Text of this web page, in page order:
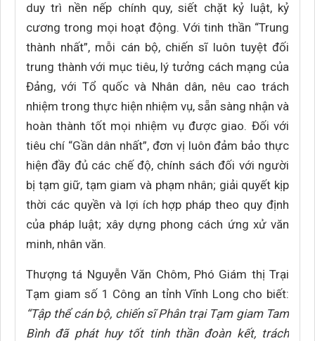
duy trì nền nếp chính quy, siết chặt kỷ luật, kỷ
cương trong mọi hoạt động. Với tinh thần “Trung
thành nhất”, mỗi cán bộ, chiến sĩ luôn tuyệt đối
trung thành với mục tiêu, lý tưởng cách mạng của
Đảng, với Tổ quốc và Nhân dân, nêu cao trách
nhiệm trong thực hiện nhiệm vụ, sẵn sàng nhận và
hoàn thành tốt mọi nhiệm vụ được giao. Đối với
tiêu chí “Gần dân nhất”, đơn vị luôn đảm bảo thực
hiện đầy đủ các chế độ, chính sách đối với người
bị tạm giữ, tạm giam và phạm nhân; giải quyết kịp
thời các quyền và lợi ích hợp pháp theo quy định
của pháp luật; xây dựng phong cách ứng xử văn
minh, nhân văn.
Thượng tá Nguyễn Văn Chôm, Phó Giám thị Trại
Tạm giam số 1 Công an tỉnh Vĩnh Long cho biết:
“Tập thể cán bộ, chiến sĩ Phân trại Tạm giam Tam
Bình đã phát huy tốt tinh thần đoàn kết, trách